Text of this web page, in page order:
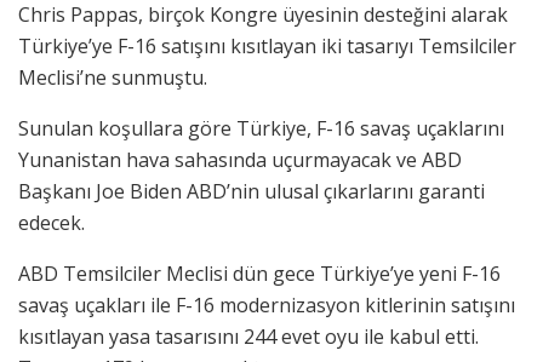
Chris Pappas, birçok Kongre üyesinin desteğini alarak
Türkiye’ye F-16 satışını kısıtlayan iki tasarıyı Temsilciler
Meclisi’ne sunmuştu.
Sunulan koşullara göre Türkiye, F-16 savaş uçaklarını
Yunanistan hava sahasında uçurmayacak ve ABD
Başkanı Joe Biden ABD’nin ulusal çıkarlarını garanti
edecek.
ABD Temsilciler Meclisi dün gece Türkiye’ye yeni F-16
savaş uçakları ile F-16 modernizasyon kitlerinin satışını
kısıtlayan yasa tasarısını 244 evet oyu ile kabul etti.